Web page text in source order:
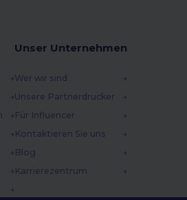
Unser Unternehmen
Wer wir sind
Unsere Partnerdrucker
Für Influencer
Kontaktieren Sie uns
Blog
Karrierezentrum